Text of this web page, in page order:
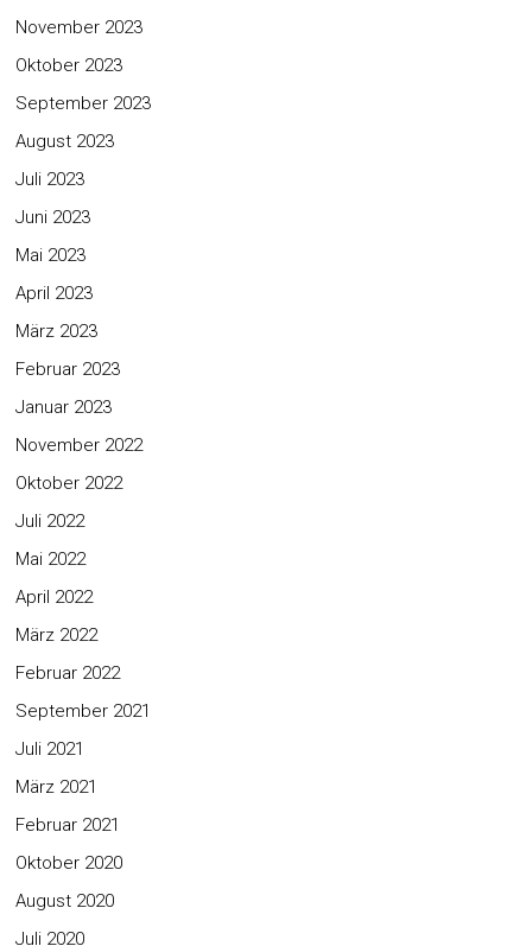
November 2023
Oktober 2023
September 2023
August 2023
Juli 2023
Juni 2023
Mai 2023
April 2023
März 2023
Februar 2023
Januar 2023
November 2022
Oktober 2022
Juli 2022
Mai 2022
April 2022
März 2022
Februar 2022
September 2021
Juli 2021
März 2021
Februar 2021
Oktober 2020
August 2020
Juli 2020